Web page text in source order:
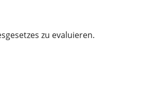
zu evaluieren.